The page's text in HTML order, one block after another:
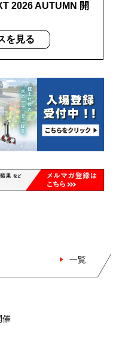
2026 AUTUMN 開
を見る
一覧
催